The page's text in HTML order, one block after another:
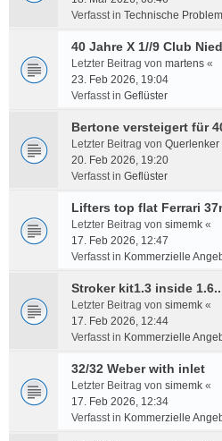
Verfasst in Technische
40 Jahre X 1//9 Club
Letzter Beitrag von martens «
23. Feb 2026, 19:04
Verfasst in Geflüster
Bertone versteigert für
Letzter Beitrag von Querlenker
20. Feb 2026, 19:20
Verfasst in Geflüster
Lifters top flat Ferrari
Letzter Beitrag von simemk «
17. Feb 2026, 12:47
Verfasst in Kommerzielle
Stroker kit1.3 inside
Letzter Beitrag von simemk «
17. Feb 2026, 12:44
Verfasst in Kommerzielle
32/32 Weber with inlet
Letzter Beitrag von simemk «
17. Feb 2026, 12:34
Verfasst in Kommerzielle